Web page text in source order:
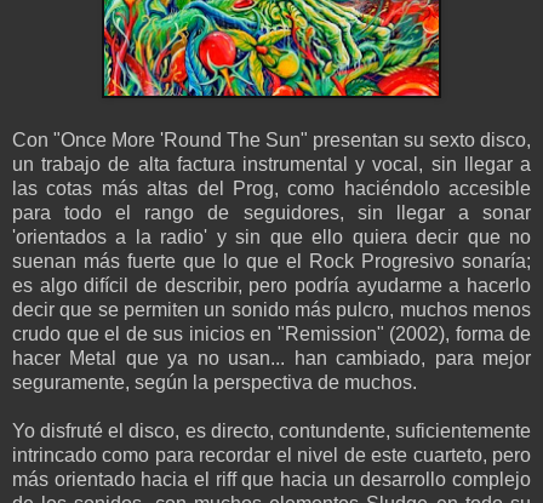
Con "Once More 'Round The Sun" presentan su sexto disco,
un trabajo de alta factura instrumental y vocal, sin llegar a
las cotas más altas del Prog, como haciéndolo accesible
para todo el rango de seguidores, sin llegar a sonar
'orientados a la radio' y sin que ello quiera decir que no
suenan más fuerte que lo que el Rock Progresivo sonaría;
es algo difícil de describir, pero podría ayudarme a hacerlo
decir que se permiten un sonido más pulcro, muchos menos
crudo que el de sus inicios en "Remission" (2002), forma de
hacer Metal que ya no usan... han cambiado, para mejor
seguramente, según la perspectiva de muchos.
Yo disfruté el disco, es directo, contundente, suficientemente
intrincado como para recordar el nivel de este cuarteto, pero
más orientado hacia el riff que hacia un desarrollo complejo